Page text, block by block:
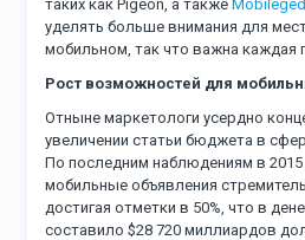
таких как Pigeon, а также
уделять больше внимания для
мобильном, так что важна каждая
Рост возможностей для
Отныне маркетологи усердно
увеличении статьи бюджета в
По последним наблюдениям в 2015
мобильные объявления
достигая отметки в 50%, что в
составило $28 720 миллиардов